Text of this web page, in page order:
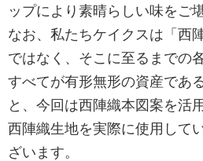
ップにより素晴らしい味をご
なお、私たちケイクスは「西
ではなく、そこに至るまでの
すべてが有形無形の資産であ
と、今回は西陣織本図案を活
西陣織生地を実際に使用して
ざいます。